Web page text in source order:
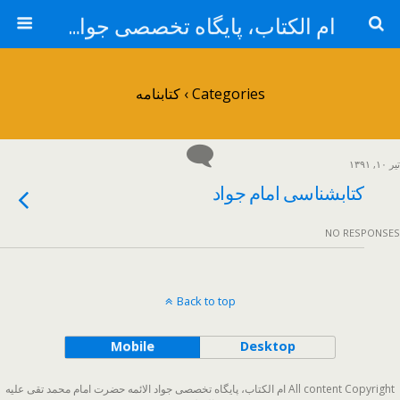
ام الکتاب، پایگاه تخصصی جواد الائمه حضرت امام محمد تقی علیه السلام
Categories › کتابنامه
تیر ۱۰, ۱۳۹۱
کتابشناسی امام جواد
NO RESPONSES
Back to top
Mobile Desktop
All content Copyright ام الکتاب، پایگاه تخصصی جواد الائمه حضرت امام محمد تقی علیه